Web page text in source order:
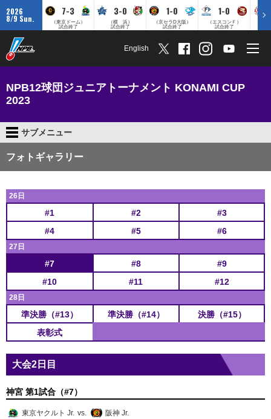
2026
8/9 Sun.
7-3
（東京ドーム）
試合終了
3-0
（横 浜）
試合終了
1-0
（京セラD大阪）
試合終了
1-0
（エスコンＦ）
試合終了
English
NPB12球団ジュニアトーナメント KONAMI CUP
2023
サブメニュー
フォトギャラリー
26日
#1 #2
#3
#4
#5 #6
27日
#7 #8
#9
#10
#11 #12
28日
準決勝（#13） 準決勝（#14）
決勝（#15）
表彰式
大会2日目
神宮 第1試合（#7）
東京ヤクルト Jr. vs. 阪神 Jr.